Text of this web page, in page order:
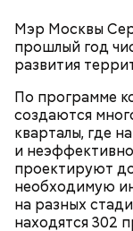
Мэр Москвы
прошлый год
развития
По программе
создаются
кварталы, где
и
проектируют
необходимую
на разных
находятся 302
В настоящее
кольца»
Существуют
стал
самой
Мансуровском
Булгакова —
приходил к ним
Маргаритой».